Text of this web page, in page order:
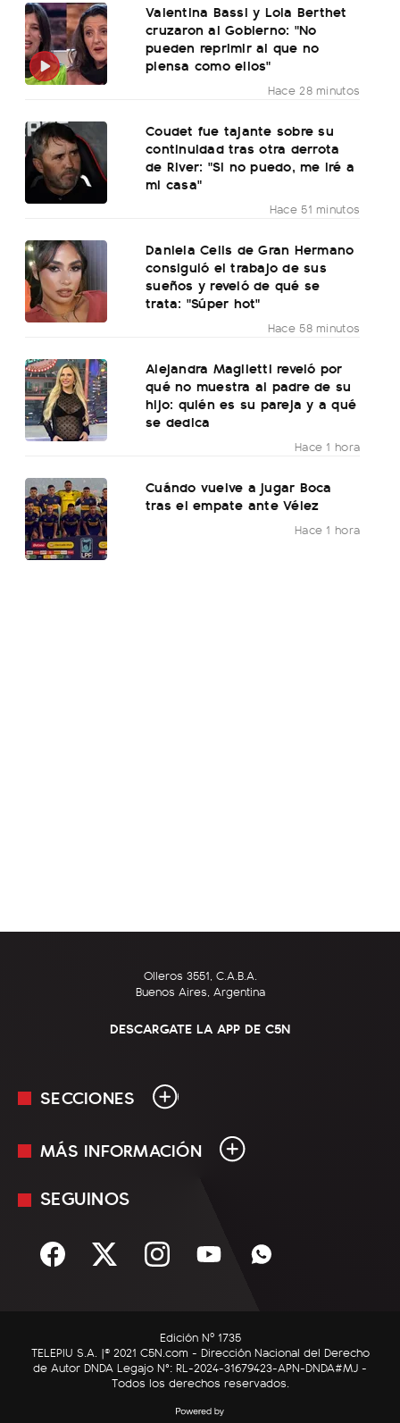
Valentina Bassi y Lola Berthet
cruzaron al Gobierno: "No
pueden reprimir al que no
piensa como ellos"
Hace 28 minutos
Coudet fue tajante sobre su
continuidad tras otra derrota
de River: "Si no puedo, me iré a
mi casa"
Hace 51 minutos
Daniela Celis de Gran Hermano
consiguió el trabajo de sus
sueños y reveló de qué se
trata: "Súper hot"
Hace 58 minutos
Alejandra Maglietti reveló por
qué no muestra al padre de su
hijo: quién es su pareja y a qué
se dedica
Hace 1 hora
Cuándo vuelve a jugar Boca
tras el empate ante Vélez
Hace 1 hora
Olleros 3551, C.A.B.A.
Buenos Aires, Argentina
DESCARGATE LA APP DE C5N
SECCIONES
En Vivo
Sociedad
C5N Autos
RatingCero
MÁS INFORMACIÓN
Mediakit
Términos y condiciones
SEGUINOS
Edición Nº 1735
TELEPIU S.A. |© 2021 C5N.com - Dirección Nacional del Derecho
de Autor DNDA Legajo N°: RL-2024-31679423-APN-DNDA#MJ -
Todos los derechos reservados.